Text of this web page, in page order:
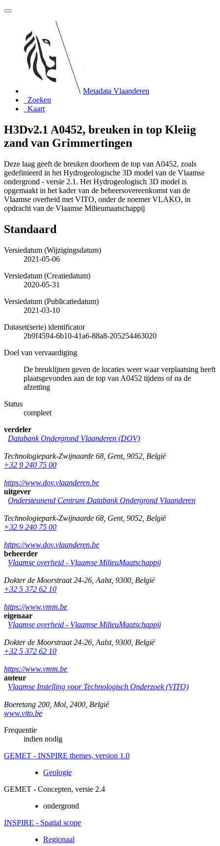
Metadata Vlaanderen
Zoeken
Kaart
H3Dv2.1 A0452, breuken in top Kleiig
zand van Grimmertingen
Deze laag geeft de breuken doorheen de top van A0452, zoals
gedefinieerd in het Hydrogeologische 3D model van de Vlaamse
ondergrond - versie 2.1. Het Hydrogeologisch 3D model is
opgemaakt in het kader van de beheersovereenkomst van de
Vlaamse overheid met VITO, onder de noemer VLAKO, in
opdracht van de Vlaamse Milieumaatschappij
Standaard
Versiedatum (Wijzigingsdatum)
2021-05-06
Versiedatum (Creatiedatum)
2020-05-31
Versiedatum (Publicatiedatum)
2021-03-10
Dataset(serie) identificator
2b9f4594-6b10-41a6-88a8-205254463020
Doel van vervaardiging
De breuklijnen geven de locaties weer waar verplaatsing heeft
plaatsgevonden aan de top van A0452 tijdens of na de
afzetting
Status
compleet
verdeler
Databank Ondergrond Vlaanderen (DOV)
Technologiepark-Zwijnaarde 68 Gent, 9052 België
+32 9 240 75 00
https://www.dov.vlaanderen.be
uitgever
Ondersteunend Centrum Databank Ondergrond Vlaanderen
Technologiepark-Zwijnaarde 68 Gent, 9052 België
+32 9 240 75 00
https://www.dov.vlaanderen.be
beheerder
Vlaamse overheid - Vlaamse MilieuMaatschappij
Dokter de Moorstraat 24-26 Aalst, 9300 België
+32 5 372 62 10
https://www.vmm.be
eigenaar
Vlaamse overheid - Vlaamse MilieuMaatschappij
Dokter de Moorstraat 24-26 Aalst, 9300 België
+32 5 372 62 10
https://www.vmm.be
auteur
Vlaamse Instelling voor Technologisch Onderzoek (VITO)
Boeretang 200 Mol 2400 België
www.vito.be
Frequentie
indien nodig
GEMET - INSPIRE themes, version 1.0
Geologie
GEMET - Concepten, versie 2.4
ondergrond
INSPIRE - Spatial scope
Regionaal